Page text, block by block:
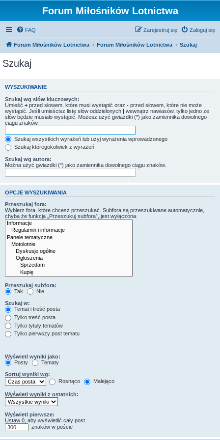
Forum Miłośników Lotnictwa
FAQ Zaloguj się
Zarejestruj się
Forum Miłośników Lotnictwa Forum Miłośników Lotnictwa Szukaj
Szukaj
WYSZUKIWANIE
Szukaj wg słów kluczowych:
Umieść + przed słowem, które musi wystąpić oraz - przed słowem, które nie może
wystąpić. Jeśli umieścisz listę słów oddzielonych | wewnątrz nawiasów, tylko jedno ze
słów będzie musiało wystąpić. Możesz użyć gwiazdki (*) jako zamiennika dowolnego
ciągu znaków.
Szukaj wszystkich wyrażeń lub użyj wyrażenia wprowadzonego
Szukaj któregokolwiek z wyrażeń
Szukaj wg autora:
Można użyć gwiazdki (*) jako zamiennika dowolnego ciągu znaków.
OPCJE WYSZUKIWANIA
Przeszukaj fora:
Wybierz fora, które chcesz przeszukać. Subfora są przeszukiwane automatycznie,
chyba że funkcja „Przeszukuj subfora”, jest wyłączona.
Przeszukaj subfora:
Tak
Nie
Szukaj w:
Temat i treść posta
Tylko treść posta
Tylko tytuły tematów
Tylko pierwszy post tematu
Wyświetl wyniki jako:
Posty
Tematy
Sortuj wyniki wg:
Rosnąco
Malejąco
Wyświetl wyniki z ostatnich:
Wyświetl pierwsze:
Ustaw 0, aby wyświetlić cały post.
znaków w poście